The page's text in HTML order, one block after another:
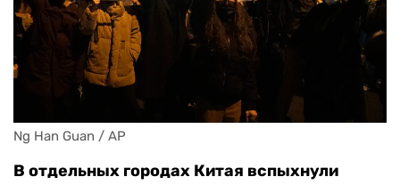
Ng Han Guan / AP
В отдельных городах Китая вспыхнули